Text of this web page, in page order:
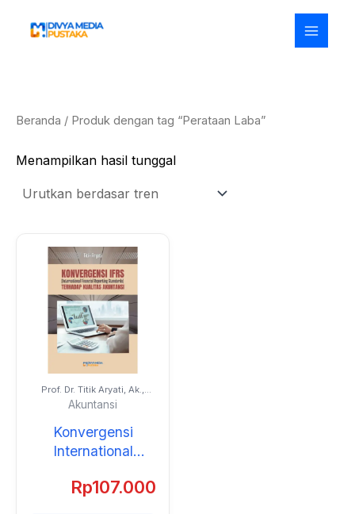
Beranda / Produk dengan tag “Perataan Laba”
Menampilkan hasil tunggal
Prof. Dr. Titik Aryati, Ak.,
CA., CPIA.
Akuntansi
Konvergensi
International
Standards (IFRS)
Rp107.000